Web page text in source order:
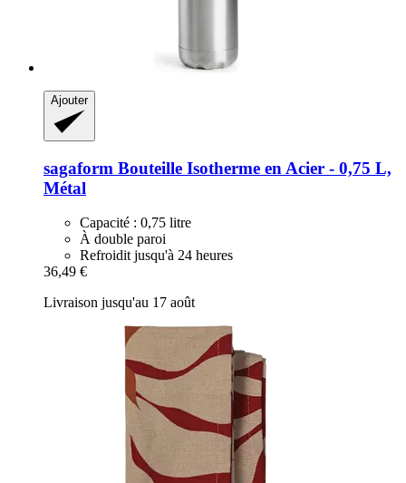
Ajouter
sagaform Bouteille Isotherme en Acier -​ 0,75 L,
Métal
Capacité : 0,75 litre
À double paroi
Refroidit jusqu'à 24 heures
36,49 €
Livraison jusqu'au 17 août